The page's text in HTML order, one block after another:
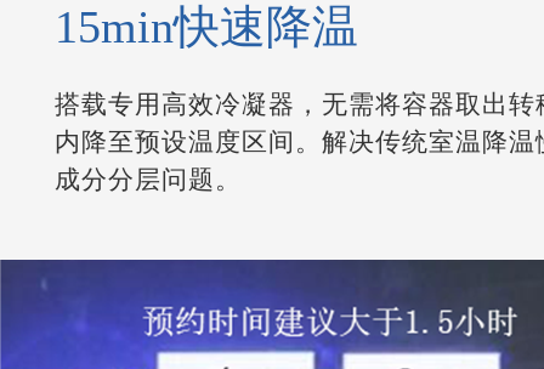
15min快速降温
搭载专用高效冷凝器，无需将容器取出
内降至预设温度区间。解决传统室温降
成分分层问题。